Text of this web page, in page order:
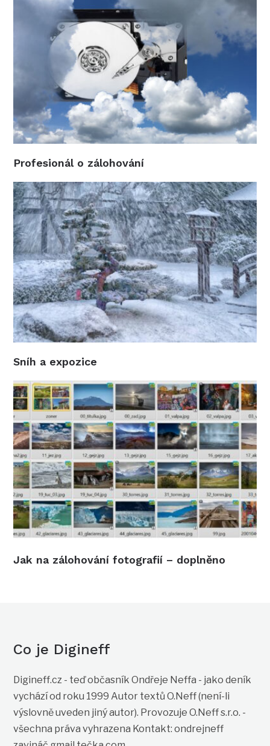
Profesionál o zálohování
Sníh a expozice
Jak na zálohování fotografií – doplněno
Co je Digineff
Digineff.cz - teď občasník Ondřeje Neffa - jako deník
vychází od roku 1999 Autor textů O.Neff (není-li
výslovně uveden jiný autor). Provozuje O.Neff s.r.o. -
všechna práva vyhrazena Kontakt: ondrejneff